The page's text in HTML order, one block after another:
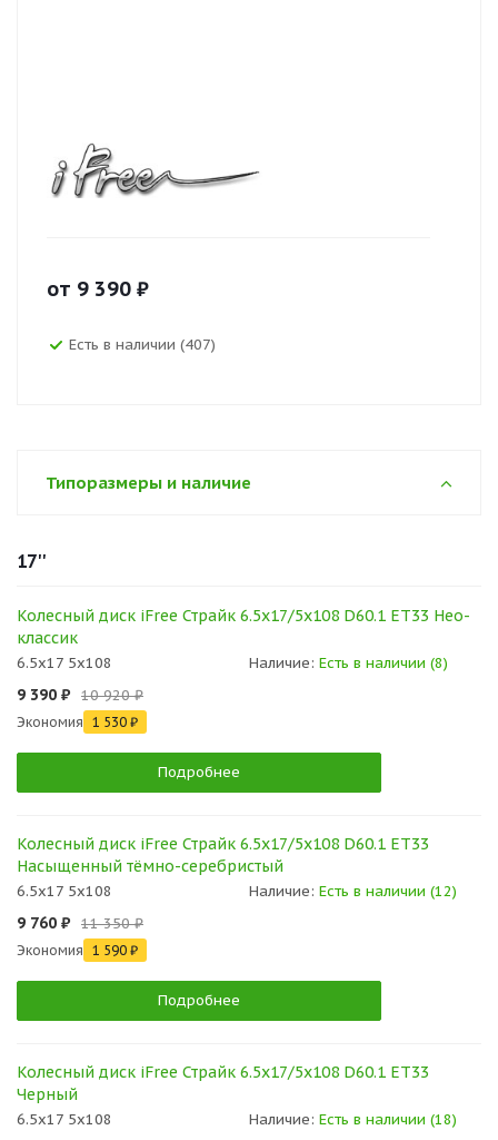
от 9 390 ₽
Есть в наличии (407)
Типоразмеры и наличие
17''
Колесный диск iFree Страйк 6.5x17/5x108 D60.1 ET33 Нео-
классик
6.5x17 5x108 Наличие: Есть в наличии (8)
9 390 ₽ 10 920 ₽
Экономия 1 530 ₽
Подробнее
Колесный диск iFree Страйк 6.5x17/5x108 D60.1 ET33
Насыщенный тёмно-серебристый
6.5x17 5x108 Наличие: Есть в наличии (12)
9 760 ₽ 11 350 ₽
Экономия 1 590 ₽
Подробнее
Колесный диск iFree Страйк 6.5x17/5x108 D60.1 ET33
Черный
6.5x17 5x108 Наличие: Есть в наличии (18)